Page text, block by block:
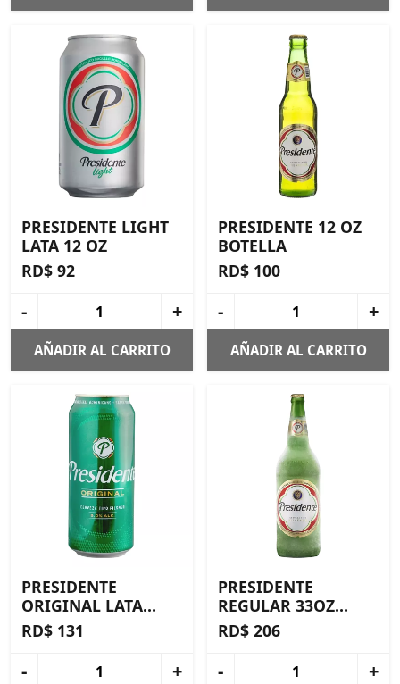
PRESIDENTE LIGHT
LATA 12 OZ
RD$ 92
- +
AÑADIR AL CARRITO
PRESIDENTE 12 OZ
BOTELLA
RD$ 100
- +
AÑADIR AL CARRITO
PRESIDENTE
ORIGINAL LATA
16OZ
RD$ 131
- +
PRESIDENTE
REGULAR 33OZ
JUMBO
RD$ 206
- +